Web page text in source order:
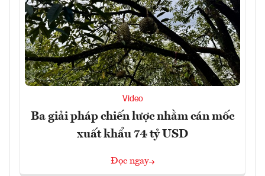
Video
Ba giải pháp chiến lược nhằm cán mốc
xuất khẩu 74 tỷ USD
Đọc ngay